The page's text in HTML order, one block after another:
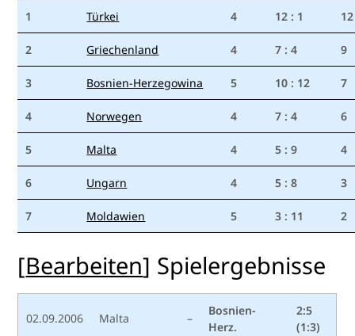
1 Türkei 4 12 : 1 12
2 Griechenland 4 7 : 4 9
3 Bosnien-Herzegowina 5 10 : 12 7
4 Norwegen 4 7 : 4 6
5 Malta 4 5 : 9 4
6 Ungarn 4 5 : 8 3
7 Moldawien 5 3 : 11 2
[Bearbeiten] Spielergebnisse
02.09.2006 Malta –
Bosnien-
Herz.
2:5
(1:3)